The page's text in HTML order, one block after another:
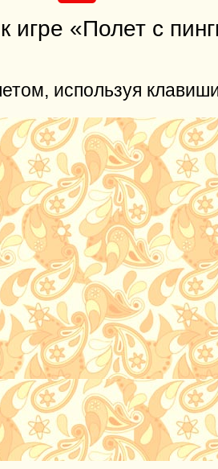
игре «Полет с
используя